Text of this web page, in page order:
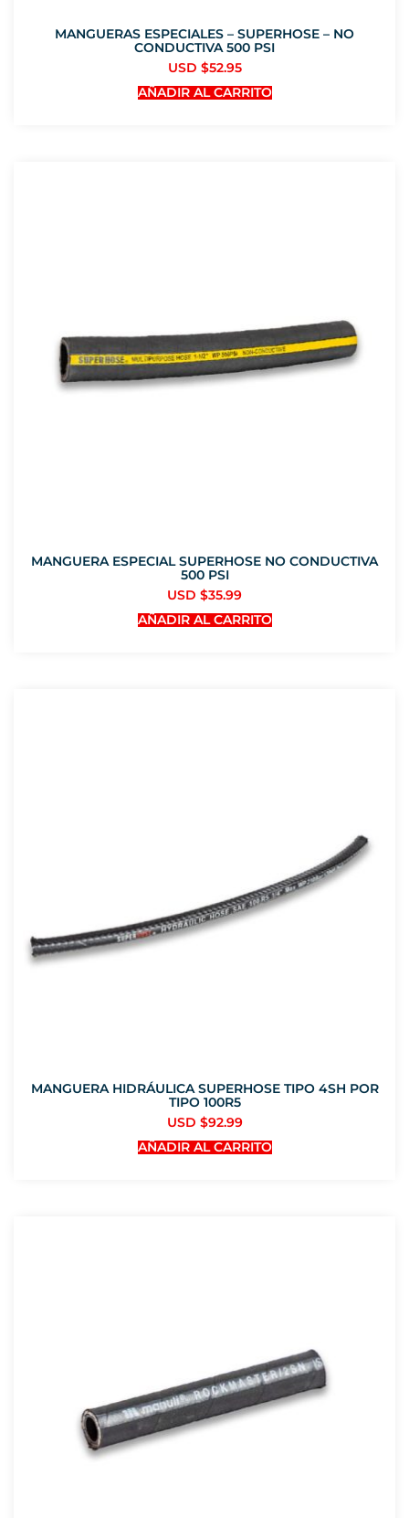
MANGUERAS ESPECIALES – SUPERHOSE – NO
CONDUCTIVA 500 PSI
USD $52.95
AÑADIR AL CARRITO
MANGUERA ESPECIAL SUPERHOSE NO CONDUCTIVA
500 PSI
USD $35.99
AÑADIR AL CARRITO
MANGUERA HIDRÁULICA SUPERHOSE TIPO 4SH POR
TIPO 100R5
USD $92.99
AÑADIR AL CARRITO